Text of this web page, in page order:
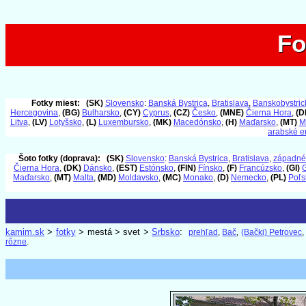
Fotky miest: (SK) Slovensko: Banská Bystrica, Bratislava,
Hercegovina, (BG) Bulharsko, (CY) Cyprus, (CZ) Česko, (MNE) Čierna Hora,
Litva, (LV) Lotyšsko, (L) Luxembursko, (MK) Macedónsko, (H) Maďarsko, (MT)
arabské
Šoto fotky (doprava): (SK) Slovensko: Banská Bystrica, Bratislava,
Čierna Hora, (DK) Dánsko, (EST) Estónsko, (FIN) Fínsko, (F) Francúzsko, (GI)
Maďarsko, (MT) Malta, (MD) Moldavsko, (MC) Monako, (D) Nemecko, (PL)
kamim.sk > fotky> mestá > svet >Srbsko: prehľad , Bač, (Bački) Petrovec,
rôzne.